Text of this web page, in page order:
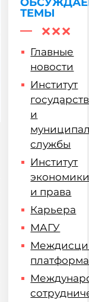
итоги
ТЕМЫ
Главные
новости
Институт
и
службы
Институт
и права
Карьера
МАГУ
платформа